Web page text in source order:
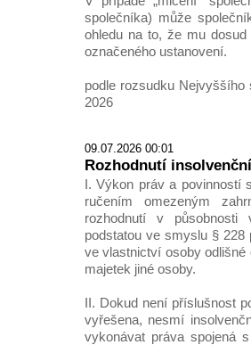
společníka) může
ohledu na to, že mu
označeného ustanovení.
podle rozsudku
2026
09.07.2026 00:01
Rozhodnutí
I. Výkon práv a povinností
ručením omezeným
rozhodnutí v působnosti
podstatou ve smyslu §
ve vlastnictví osoby
majetek jiné osoby.
II. Dokud není příslušnost
vyřešena, nesmí
vykonávat práva spojená